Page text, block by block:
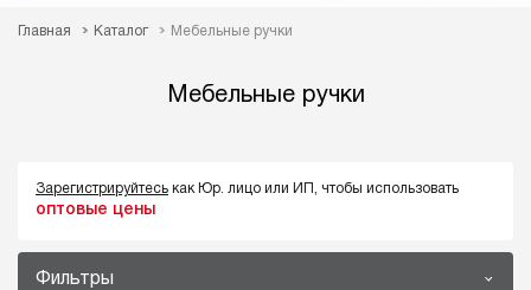
Главная Каталог Мебельные ручки
Мебельные ручки
Зарегистрируйтесь как Юр. лицо или ИП, чтобы использовать
оптовые цены
Фильтры
ссылку для восстановления